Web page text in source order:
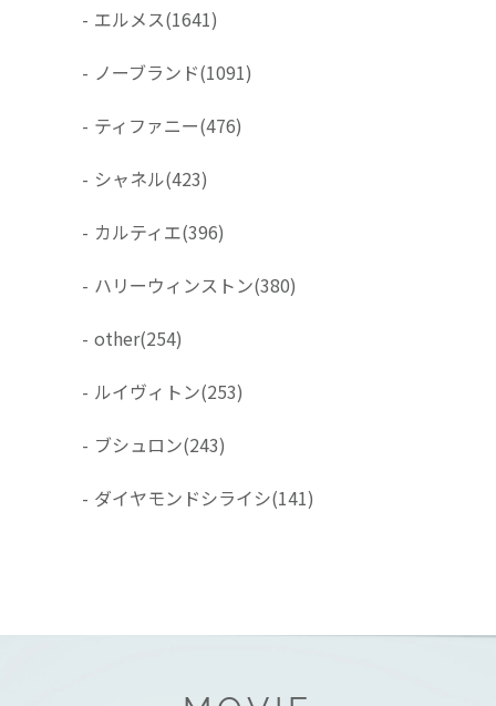
- エルメス(1641)
- ノーブランド(1091)
- ティファニー(476)
- シャネル(423)
- カルティエ(396)
- ハリーウィンストン(380)
- other(254)
- ルイヴィトン(253)
- ブシュロン(243)
- ダイヤモンドシライシ(141)